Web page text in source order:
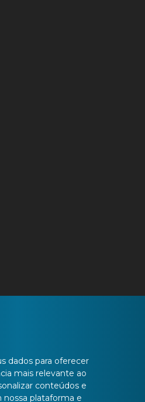
dados para oferecer
mais relevante ao
conteúdos e
nossa plataforma e